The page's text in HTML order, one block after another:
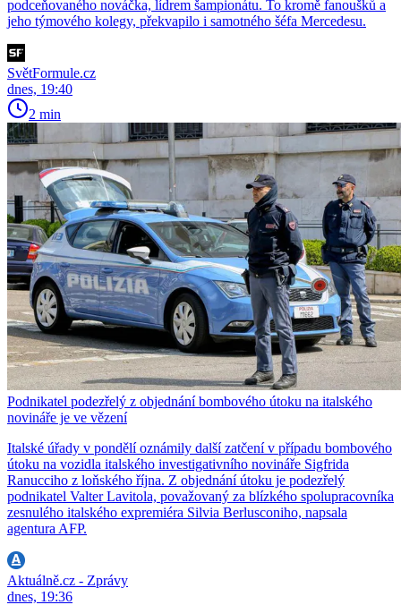
podceňovaného nováčka, lídrem šampionátu. To kromě fanoušků a
jeho týmového kolegy, překvapilo i samotného šéfa Mercedesu.
SvětFormule.cz
dnes, 19:40
2 min
Podnikatel podezřelý z objednání bombového útoku na italského
novináře je ve vězení
Italské úřady v pondělí oznámily další zatčení v případu bombového
útoku na vozidla italského investigativního novináře Sigfrida
Ranucciho z loňského října. Z objednání útoku je podezřelý
podnikatel Valter Lavitola, považovaný za blízkého spolupracovníka
zesnulého italského expremiéra Silvia Berlusconiho, napsala
agentura AFP.
Aktuálně.cz - Zprávy
dnes, 19:36